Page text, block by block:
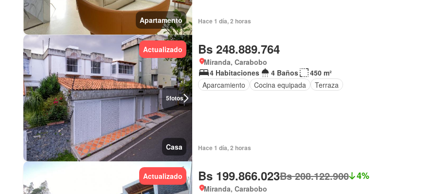
Apartamento Hace 1 día, 2 horas
5fotos
Actualizado
Casa
Bs 248.889.764
Miranda, Carabobo
4 Habitaciones
4 Baños
450 m²
Aparcamiento
Cocina equipada Terraza
Hace 1 día, 2 horas
Actualizado Bs 199.866.023Bs 208.122.900 4%
Miranda, Carabobo